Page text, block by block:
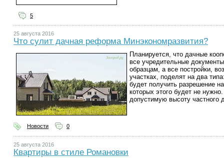
5
25 августа 2016
Что сулит дачная реформа Минэкономразвития?
Планируется, что дачные
все учредительные
образцам, а все постройки,
участках, поделят на два
будет получить разрешение
которых этого будет не
допустимую высоту частного
Новости 0
25 августа 2016
Квартиры в стиле Романовки